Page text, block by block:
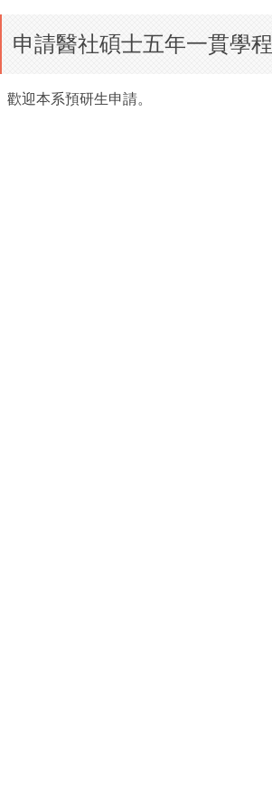
申請醫社碩士五年一貫學程
歡迎本系預研生申請。